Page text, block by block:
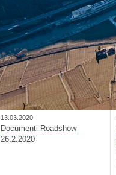
13.03.2020
Documenti Roadshow
26.2.2020